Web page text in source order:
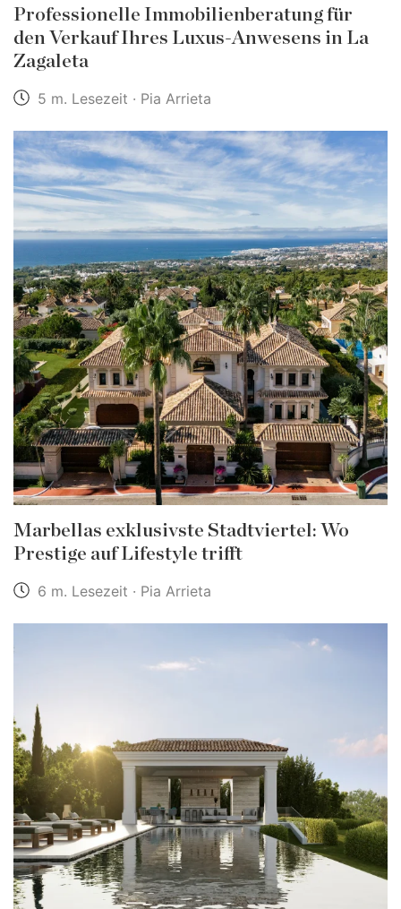
Professionelle Immobilienberatung für
den Verkauf Ihres Luxus-Anwesens in La
Zagaleta
5 m. Lesezeit · Pia Arrieta
Marbellas exklusivste Stadtviertel: Wo
Prestige auf Lifestyle trifft
6 m. Lesezeit · Pia Arrieta